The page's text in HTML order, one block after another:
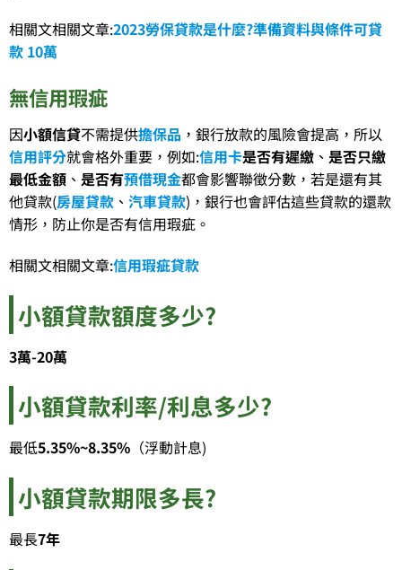
相關文相關文章:2023勞保貸款是什麼?準備資料與條件可貸
款 10萬
無信用瑕疵
因小額信貸不需提供擔保品 ，銀行放款的風險會提高，所以
信用評分就會格外重要，例如:信用卡是否有遲繳 、 是否只繳
最低金額 、 是否有預借現金都會影響聯徵分數，若是還有其
他貸款(房屋貸款 、 汽車貸款)，銀行也會評估這些貸款的還款
情形，防止你是否有信用瑕疵。
相關文相關文章:信用瑕疵貸款
小額貸款額度多少?
3萬-20萬
小額貸款利率/利息多少?
​最低5.35%~8.35% （浮動計息)
小額貸款期限多長?
最長7年